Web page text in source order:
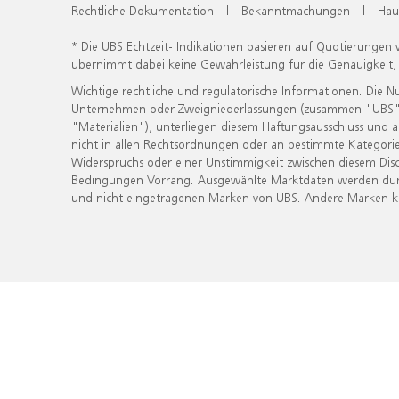
Rechtliche Dokumentation | Bekanntmachungen |
* Die UBS Echtzeit- Indikationen basieren auf
übernimmt dabei keine Gewährleistung für die
Wichtige rechtliche und regulatorische Informationen. Die
Unternehmen oder Zweigniederlassungen (zusammen
"Materialien"), unterliegen diesem Haftungsausschluss
nicht in allen Rechtsordnungen oder an bestimmte
Widerspruchs oder einer Unstimmigkeit zwischen diesem
Bedingungen Vorrang. Ausgewählte Marktdaten werden
und nicht eingetragenen Marken von UBS. Andere Marken